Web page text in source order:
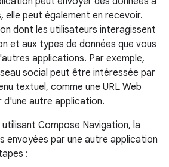
elle peut également en recevoir.
dont les utilisateurs interagissent
et aux types de données que vous
applications. Par exemple,
social peut être intéressée par
textuel, comme une URL Web
autre application.
Compose Navigation, la
envoyées par une autre application
: